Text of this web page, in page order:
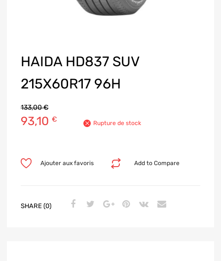
HAIDA HD837 SUV
215X60R17 96H
133,00€
93,10 € Rupture de stock
Add to Compare
Ajouter aux favoris
SHARE (0)